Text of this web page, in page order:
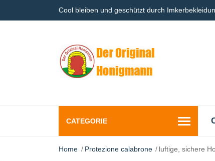
Cool bleiben und geschützt durch
CATEGORIE
Home Protezione calabrone luftige, sichere